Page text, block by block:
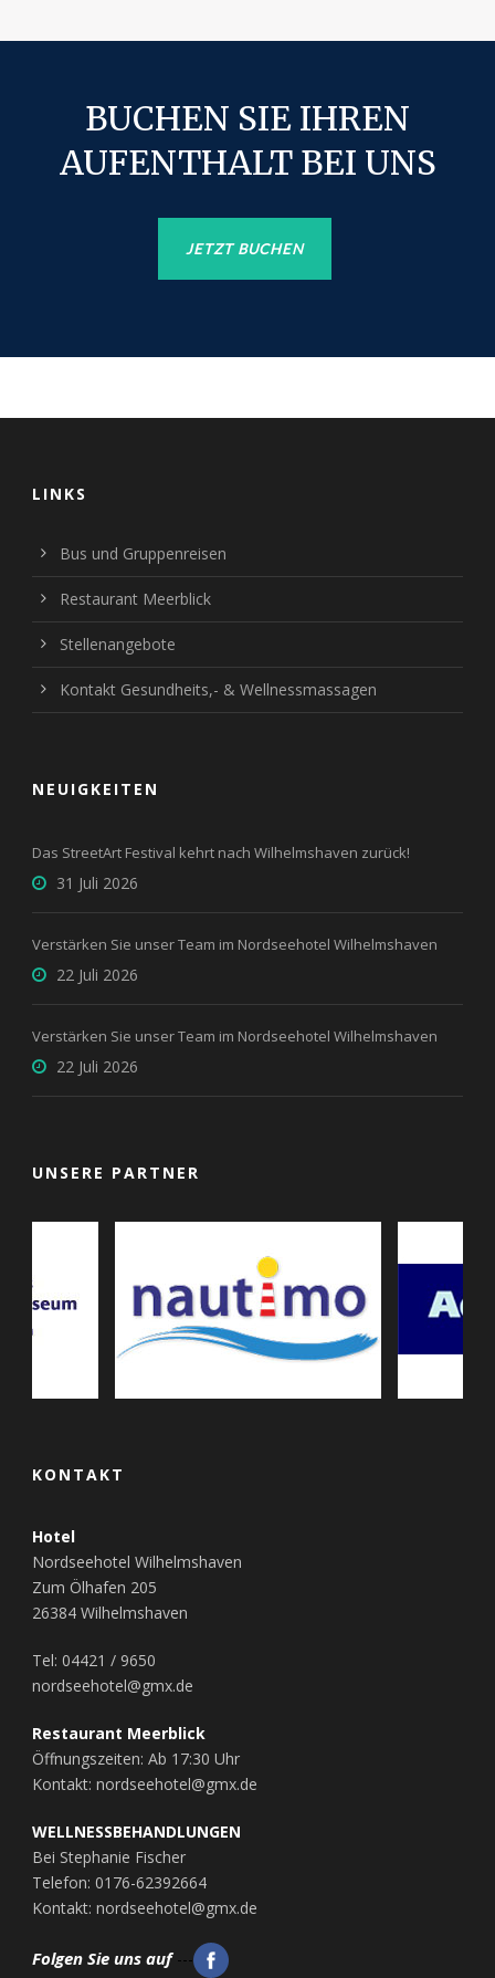
BUCHEN SIE IHREN
AUFENTHALT BEI UNS
JETZT BUCHEN
LINKS
Bus und Gruppenreisen
Restaurant Meerblick
Stellenangebote
Kontakt Gesundheits,- & Wellnessmassagen
NEUIGKEITEN
Das StreetArt Festival kehrt nach Wilhelmshaven zurück!
31 Juli 2026
Verstärken Sie unser Team im Nordseehotel Wilhelmshaven
22 Juli 2026
Verstärken Sie unser Team im Nordseehotel Wilhelmshaven
22 Juli 2026
UNSERE PARTNER
KONTAKT
Hotel
Nordseehotel Wilhelmshaven
Zum Ölhafen 205
26384 Wilhelmshaven
Tel: 04421 / 9650
nordseehotel@gmx.de
Restaurant Meerblick
Öffnungszeiten: Ab 17:30 Uhr
Kontakt: nordseehotel@gmx.de
WELLNESSBEHANDLUNGEN
Bei Stephanie Fischer
Telefon: 0176-62392664
Kontakt: nordseehotel@gmx.de
Folgen Sie uns auf ---